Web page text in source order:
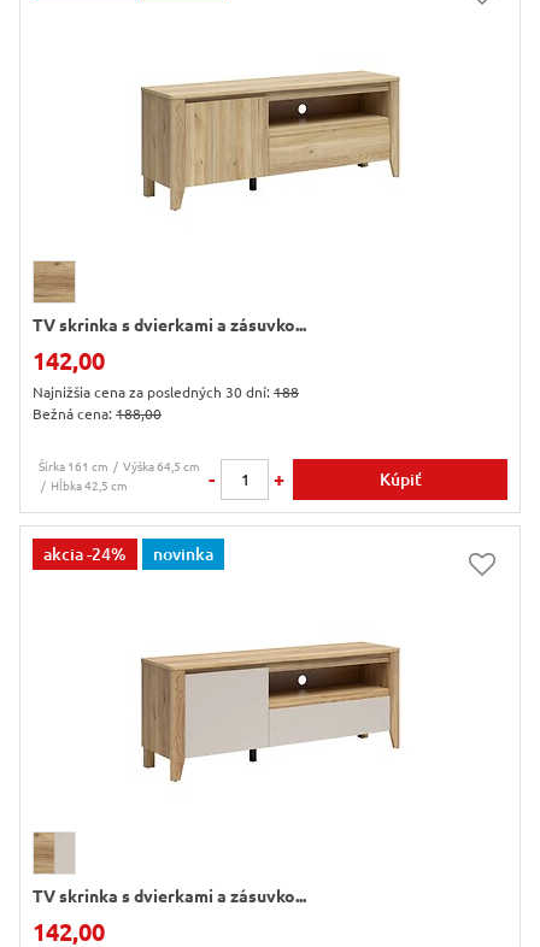
TV skrinka s dvierkami a zásuvko...
142,00
Najnižšia cena za posledných 30 dní: 188
Bežná cena: 188,00
Šírka 161 cm
Výška 64,5 cm
Hĺbka 42,5 cm
- + Kúpiť
akcia-24% novinka
TV skrinka s dvierkami a zásuvko...
142,00